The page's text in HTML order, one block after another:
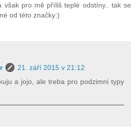
však pro mě příliš teplé odstíny.. tak se
od této značky:)
21. září 2015 v 21:12
a jojo, ale treba pro podzimni typy